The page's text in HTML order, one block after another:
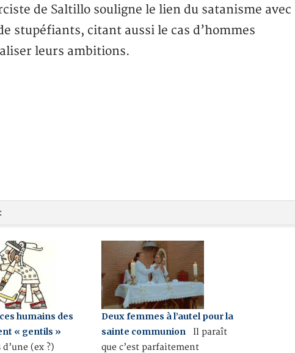
de Saltillo souligne le lien du satanisme avec
stupéfiants, citant aussi le cas d’hommes
leurs ambitions.
humains des
« gentils »
d’une (ex ?)
Deux femmes à l’autel pour la
sainte communionIl paraît
que c’est parfaitement